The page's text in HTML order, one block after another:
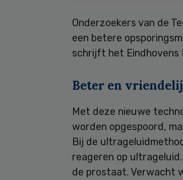
Onderzoekers van de
een betere
schrijft het Eindhovens
Beter en
Met deze nieuwe
worden opgespoord,
Bij de
reageren op
de prostaat. Verwacht